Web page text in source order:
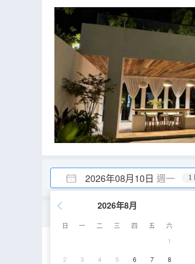
2026年08月10日 週一 1
2026年8月
日 一 二 三 四 五
六
1
2 3 4 5 6 7 8
山霧漫奢・望
65-70㎡